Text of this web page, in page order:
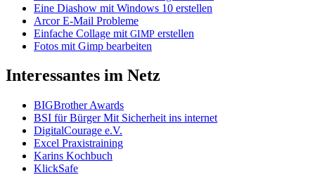
Eine Diashow mit Windows 10 erstellen
Arcor E‑Mail Probleme
Einfache Collage mit GIMP erstellen
Fotos mit Gimp bearbeiten
Interessantes im Netz
BIGBrother Awards
BSI für Bürger Mit Sicherheit ins internet
DigitalCourage e.V.
Excel Praxistraining
Karins Kochbuch
KlickSafe